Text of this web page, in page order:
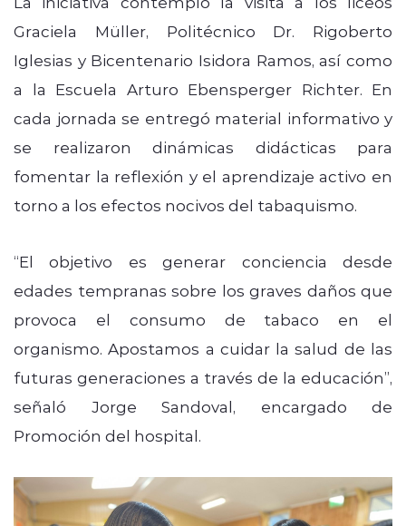
Graciela Müller, Politécnico Dr. Rigoberto
Iglesias y Bicentenario Isidora Ramos, así como
a la Escuela Arturo Ebensperger Richter. En
cada jornada se entregó material informativo y
se realizaron dinámicas didácticas para
fomentar la reflexión y el aprendizaje activo en
torno a los efectos nocivos del tabaquismo.
“El objetivo es generar conciencia desde
edades tempranas sobre los graves daños que
provoca el consumo de tabaco en el
organismo. Apostamos a cuidar la salud de las
futuras generaciones a través de la educación”,
señaló Jorge Sandoval, encargado de
Promoción del hospital.